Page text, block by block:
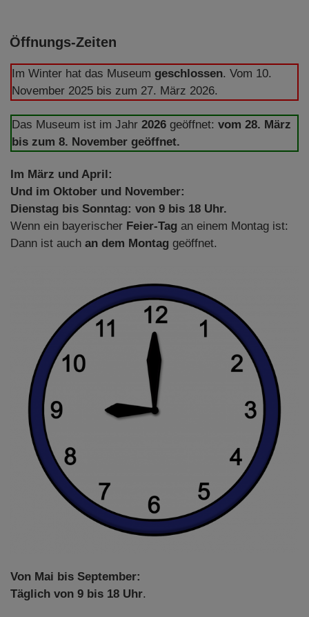
Öffnungs-Zeiten
Im Winter hat das Museum geschlossen. Vom 10.
November 2025 bis zum 27. März 2026.
Das Museum ist im Jahr 2026 geöffnet: vom 28. März
bis zum 8. November geöffnet.
Im März und April:
Und im Oktober und November:
Dienstag bis Sonntag: von 9 bis 18 Uhr.
Wenn ein bayerischer Feier-Tag an einem Montag ist:
Dann ist auch an dem Montag geöffnet.
Von Mai bis September:
Täglich von 9 bis 18 Uhr.